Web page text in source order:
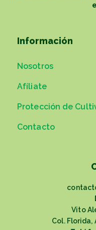
Información
Nosotros
Afíliate
Protección de
Contacto
Vito
Col. Florida,